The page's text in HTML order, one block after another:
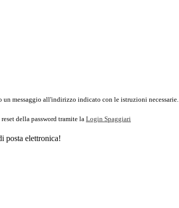
un messaggio all'indirizzo indicato con le istruzioni necessarie.
della password tramite la Login Spaggiari
posta elettronica!